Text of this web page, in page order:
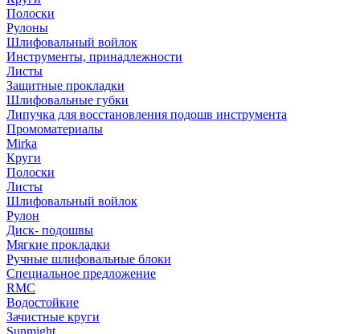
Полоски
Рулоны
Шлифовальный войлок
Инструменты, принадлежности
Листы
Защитные прокладки
Шлифовальные губки
Липучка для восстановления подошв инструмента
Промоматериалы
Mirka
Круги
Полоски
Листы
Шлифовальный войлок
Рулон
Диск- подошвы
Мягкие прокладки
Ручные шлифовальные блоки
Специальное предложение
RMC
Водостойкие
Зачистные круги
Sunmight